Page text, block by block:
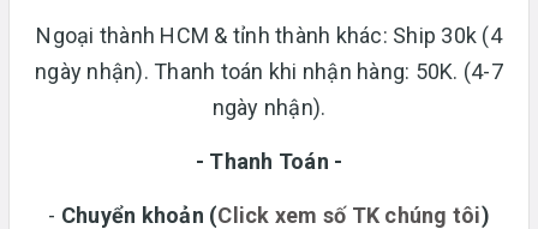
Ngoại thành HCM & tỉnh thành khác: Ship 30k (4
ngày nhận). Thanh toán khi nhận hàng: 50K. (4-7
ngày nhận).
- Thanh Toán -
- Chuyển khoản (Click xem số TK chúng tôi)